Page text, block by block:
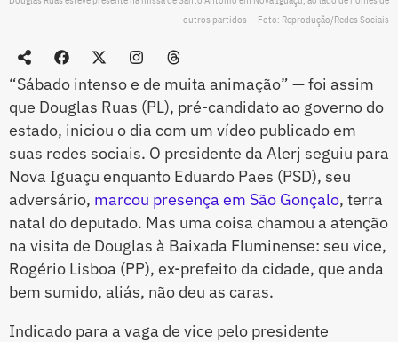
outros partidos — Foto: Reprodução/Redes Sociais
“Sábado intenso e de muita animação” — foi assim
que Douglas Ruas (PL), pré-candidato ao governo do
estado, iniciou o dia com um vídeo publicado em
suas redes sociais. O presidente da Alerj seguiu para
Nova Iguaçu enquanto Eduardo Paes (PSD), seu
adversário, marcou presença em São Gonçalo, terra
natal do deputado. Mas uma coisa chamou a atenção
na visita de Douglas à Baixada Fluminense: seu vice,
Rogério Lisboa (PP), ex-prefeito da cidade, que anda
bem sumido, aliás, não deu as caras.
Indicado para a vaga de vice pelo presidente